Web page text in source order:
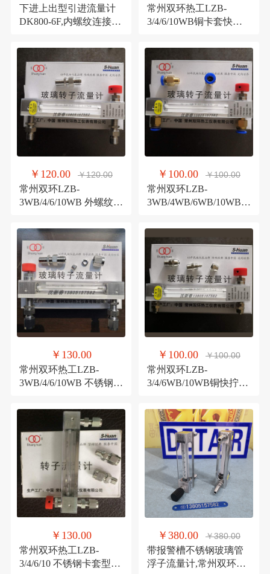
下进上出型引进流量计
DK800-6F,内螺纹连接,
常州双环热工LZB-
3/4/6/10WB铜卡套快插
￥120.00 ￥120.00
常州双环LZB-
3WB/4/6/10WB 外螺纹接
￥100.00 ￥100.00
常州双环LZB-
3WB/4WB/6WB/10WB
量计
￥130.00
常州双环热工LZB-
3WB/4/6/10WB 不锈钢卡
￥100.00 ￥100.00
常州双环LZB-
3/4/6WB/10WB铜快拧卡
￥130.00
常州双环热工LZB-
3/4/6/10 不锈钢卡套型微
￥380.00 ￥380.00
带报警槽不锈钢玻璃管
浮子流量计,常州双环